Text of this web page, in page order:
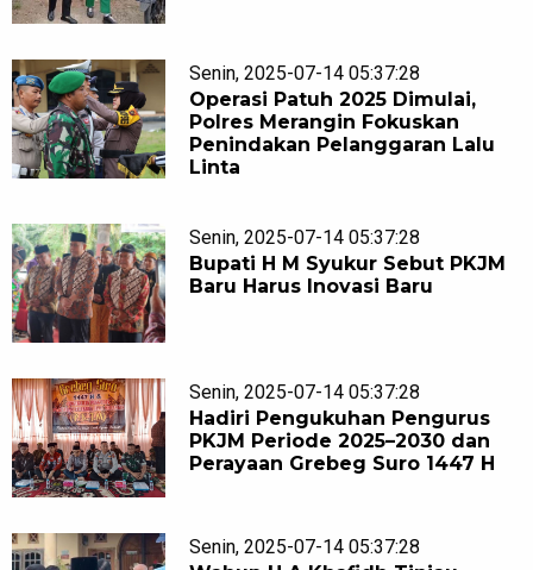
Senin, 2025-07-14 05:37:28
Operasi Patuh 2025 Dimulai,
Polres Merangin Fokuskan
Penindakan Pelanggaran Lalu
Linta
Senin, 2025-07-14 05:37:28
Bupati H M Syukur Sebut PKJM
Baru Harus Inovasi Baru
Senin, 2025-07-14 05:37:28
Hadiri Pengukuhan Pengurus
PKJM Periode 2025–2030 dan
Perayaan Grebeg Suro 1447 H
Senin, 2025-07-14 05:37:28